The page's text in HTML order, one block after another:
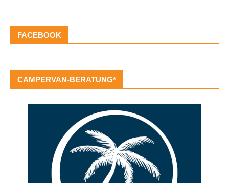
FACEBOOK
CAMPERVAN-BERATUNG*